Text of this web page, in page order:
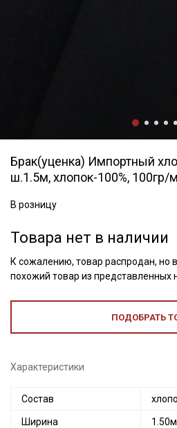
Брак(уценка) Импортный
ш.1.5м, хлопок-100%, 100гр/
В розницу
Товара нет в наличии
К сожалению, товар распродан, но
похожий товар из представленных
ПОДОБРАТЬ
Характеристики
Состав
Ширина 1.50м